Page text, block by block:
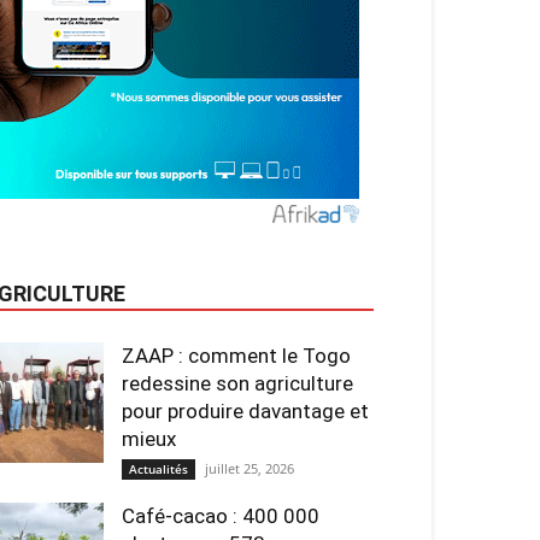
ZAAP : comment le Togo
redessine son agriculture
pour produire davantage et
mieux
Actualités juillet 25, 2026
Café-cacao : 400 000